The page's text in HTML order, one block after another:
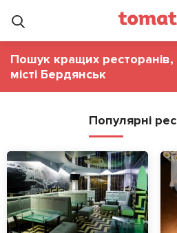
Пошук кращих ресторанів,
місті Бердянськ
Популярні